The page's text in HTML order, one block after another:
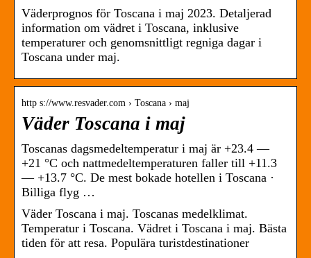
Väderprognos för Toscana i maj 2023. Detaljerad
information om vädret i Toscana, inklusive
temperaturer och genomsnittligt regniga dagar i
Toscana under maj.
http s://www.resvader.com › Toscana › maj
Väder Toscana i maj
Toscanas dagsmedeltemperatur i maj är +23.4 —
+21 °C och nattmedeltemperaturen faller till +11.3
— +13.7 °C. De mest bokade hotellen i Toscana ·
Billiga flyg …
Väder Toscana i maj. Toscanas medelklimat.
Temperatur i Toscana. Vädret i Toscana i maj. Bästa
tiden för att resa. Populära turistdestinationer